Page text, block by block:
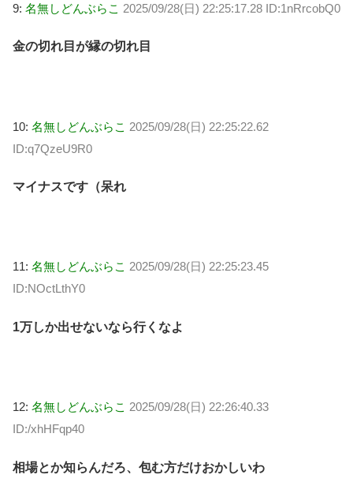
9: 名無しどんぶらこ 2025/09/28(日) 22:25:17.28 ID:1nRrcobQ0
金の切れ目が縁の切れ目
10: 名無しどんぶらこ 2025/09/28(日) 22:25:22.62
ID:q7QzeU9R0
マイナスです（呆れ
11: 名無しどんぶらこ 2025/09/28(日) 22:25:23.45
ID:NOctLthY0
1万しか出せないなら行くなよ
12: 名無しどんぶらこ 2025/09/28(日) 22:26:40.33
ID:/xhHFqp40
相場とか知らんだろ、包む方だけおかしいわ